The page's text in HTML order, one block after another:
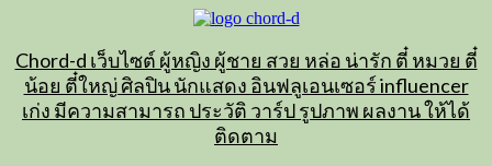
content
Chord-d เว็บไซต์ ผู้หญิง ผู้ชาย สวย หล่อ น่ารัก ตี๋ หมวย ตี๋
น้อย ตี๋ใหญ่ ศิลปิน นักแสดง อินฟลูเอนเซอร์ influencer
เก่ง มีความสามารถ ประวัติ วาร์ป รูปภาพ ผลงาน ให้ได้
ติดตาม